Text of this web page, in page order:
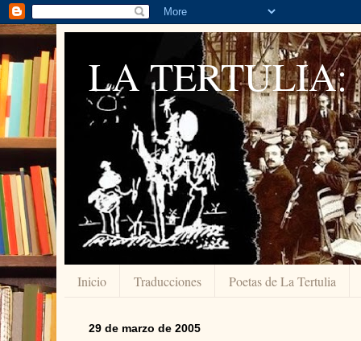
LA TERTULIA:
Inicio Traducciones Poetas de La Tertulia
29 de marzo de 2005